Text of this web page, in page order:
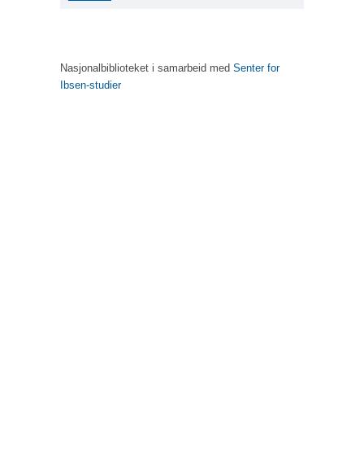
Nasjonalbiblioteket i samarbeid med Senter for
Ibsen-studier